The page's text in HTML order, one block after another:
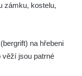
zámku, kostelu,
na hřebeni
věží jsou patrné